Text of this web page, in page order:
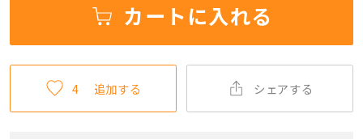
カートに入れる
4 追加する シェアする